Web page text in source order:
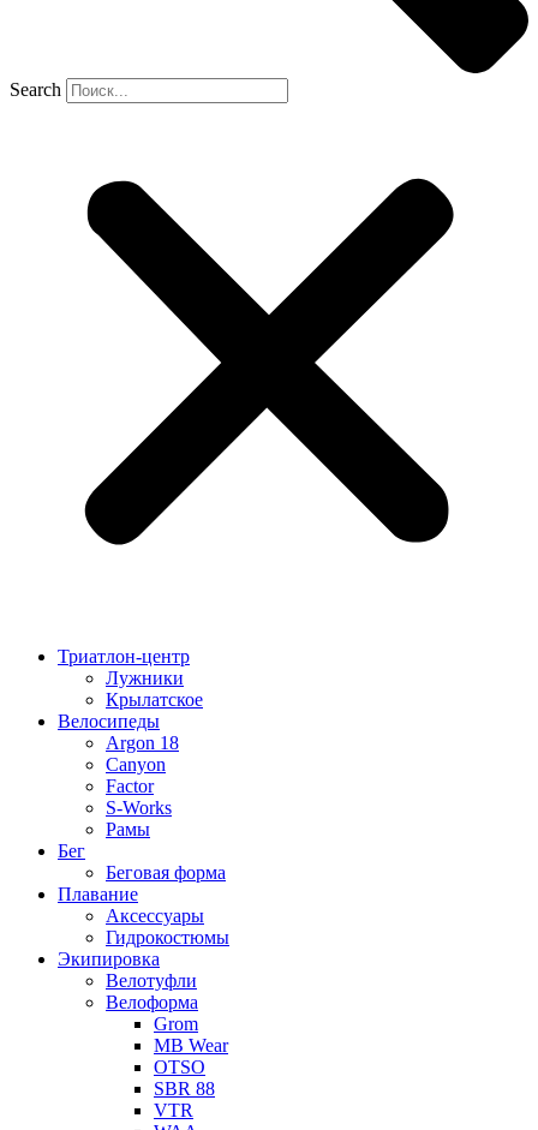
Search
Триатлон-центр
Лужники
Крылатское
Велосипеды
Argon 18
Canyon
Factor
S-Works
Рамы
Бег
Беговая форма
Плавание
Аксессуары
Гидрокостюмы
Экипировка
Велотуфли
Велоформа
Grom
MB Wear
OTSO
SBR 88
VTR